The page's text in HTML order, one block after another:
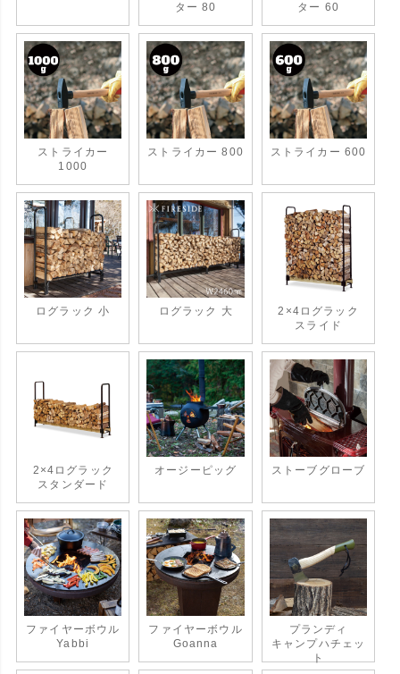
ター 80
ター 60
ストライカー
1000
ストライカー 800 ストライカー 600
ログラック 小 ログラック 大
2×4ログラック
スライド
2×4ログラック
スタンダード
オージーピッグ ストーブグローブ
ファイヤーボウル
Yabbi
ファイヤーボウル
Goanna
プランディ
キャンプハチェッ
ト